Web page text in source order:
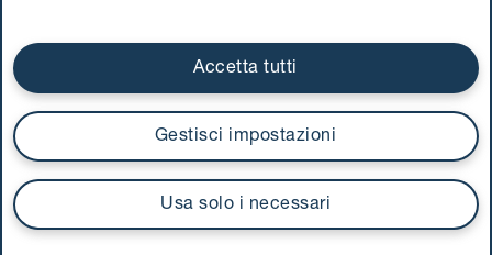
Documenti contrattuali
Via Stalingrado 37 - 40128 Bologna
Tel 051 5077111 - Fax 051 375349
unipolmove@pec.unipol.it
C.F. 03506831209 e P. IVA 03740811207 R.E.A. 524585
UnipolTech S.p.A.
I prezzi si intendono compresi di IVA
Usa solo i necessari
Gestisci impostazioni
Accetta tutti